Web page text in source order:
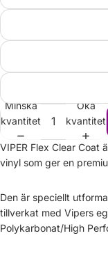
Minska
kvantitet
Öka
kvantitet
VIPER Flex Clear
vinyl som ger en
Den är speciellt
tillverkat med Vipers
Polykarbonat/High